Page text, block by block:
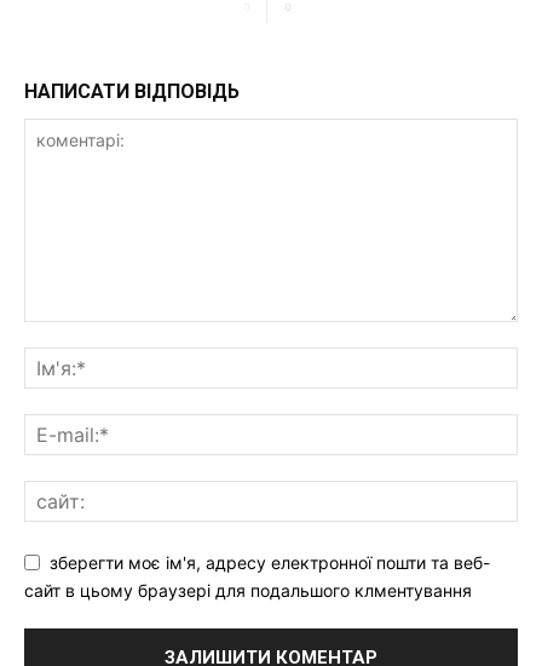
НАПИСАТИ ВІДПОВІДЬ
зберегти моє ім'я, адресу електронної пошти та веб-
сайт в цьому браузері для подальшого клментування